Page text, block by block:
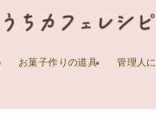
お菓子作りの道具 管理人